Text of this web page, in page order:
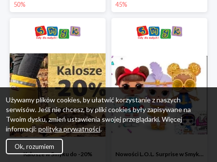
50% 45%
Kalosze w Smyku do -20% Nowości L.O.L. Surprise w Smyku do -45%
Używamy plików cookies, by ułatwić korzystanie z naszych
serwisów. Jeśli nie chcesz, by pliki cookies były zapisywane na
Twoim dysku, zmień ustawienia swojej przeglądarki. Więcej
informacji: polityka prywatności.
Ok, rozumiem